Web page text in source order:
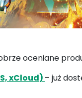
oceniane
xCloud) – już